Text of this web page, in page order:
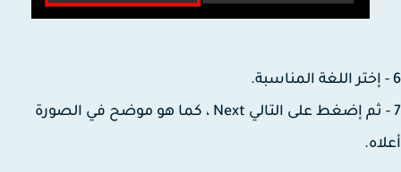
7 - ثم إضغط على التالي Next ، كما هو موضح في الصورة